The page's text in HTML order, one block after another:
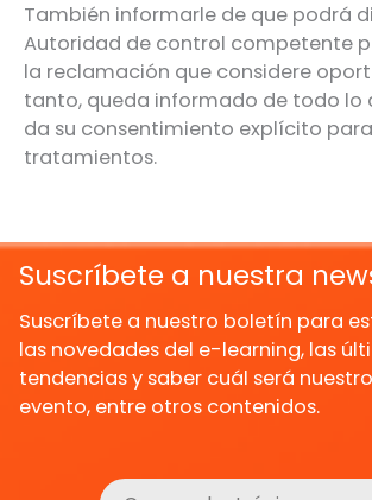
También informarle de que podrá
Autoridad de control competente
la reclamación que considere
tanto, queda informado de todo lo
da su consentimiento explícito
tratamientos.
Suscríbete a nuestra
Suscríbete a nuestro boletín para
las novedades del e-learning, las
tendencias y saber cuál será
evento, entre otros contenidos.